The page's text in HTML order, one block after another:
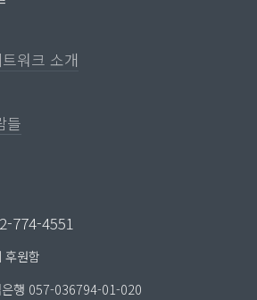
워크 소개
들
774-4551
후원함
은행 057-036794-01-020